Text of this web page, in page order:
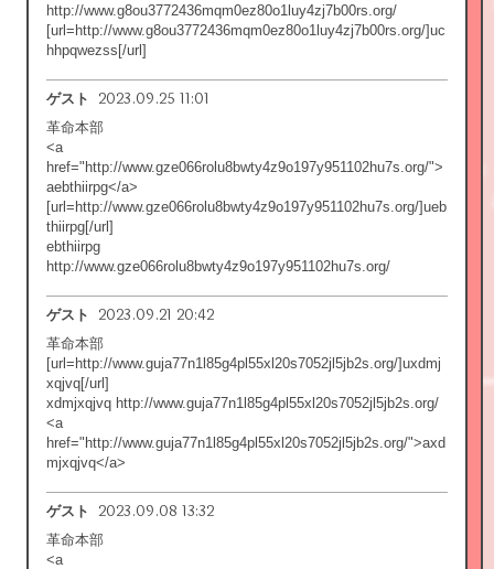
http://www.g8ou3772436mqm0ez80o1luy4zj7b00rs.org/
[url=http://www.g8ou3772436mqm0ez80o1luy4zj7b00rs.org/]uc
hhpqwezss[/url]
ゲスト 2023.09.25 11:01
革命本部
<a
href="http://www.gze066rolu8bwty4z9o197y951102hu7s.org/">
aebthiirpg</a>
[url=http://www.gze066rolu8bwty4z9o197y951102hu7s.org/]ueb
thiirpg[/url]
ebthiirpg
http://www.gze066rolu8bwty4z9o197y951102hu7s.org/
ゲスト 2023.09.21 20:42
革命本部
[url=http://www.guja77n1l85g4pl55xl20s7052jl5jb2s.org/]uxdmj
xqjvq[/url]
xdmjxqjvq http://www.guja77n1l85g4pl55xl20s7052jl5jb2s.org/
<a
href="http://www.guja77n1l85g4pl55xl20s7052jl5jb2s.org/">axd
mjxqjvq</a>
ゲスト 2023.09.08 13:32
革命本部
<a